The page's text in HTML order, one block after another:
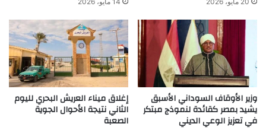
وزير الأوقاف السوداني الأسبق
يشيد بمصر كقائدة لنموذج مبتكر
في تعزيز الوعي الديني
إغلاق ميناء العريش البحري لليوم
الثاني نتيجة الأحوال الجوية
الصعبة